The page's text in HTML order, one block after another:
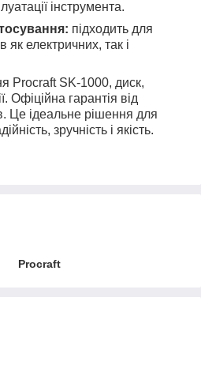
інструмента.
підходить для
як електричних, так і
Procraft SK-1000, диск,
Офіційна гарантія від
Це ідеальне рішення для
зручність і якість.
Procraft